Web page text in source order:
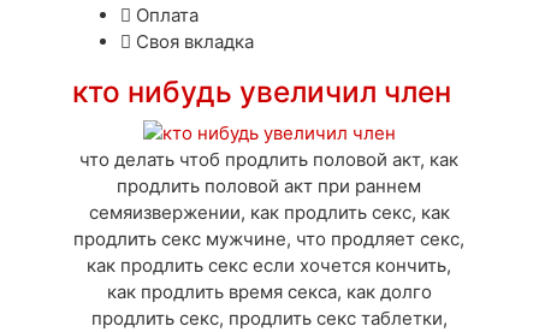
Оплата
Своя вкладка
кто нибудь увеличил член
что делать чтоб продлить половой акт, как
продлить половой акт при раннем
семяизвержении, как продлить секс, как
продлить секс мужчине, что продляет секс,
как продлить секс если хочется кончить,
как продлить время секса, как долго
продлить секс, продлить секс таблетки,